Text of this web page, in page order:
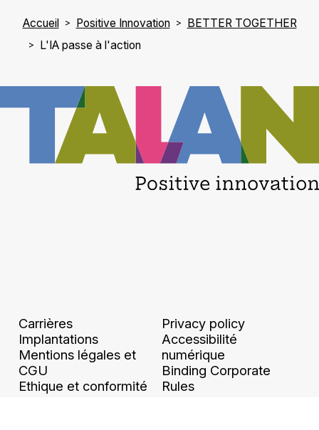
Accueil Positive Innovation
BETTER TOGETHER
L'IA passe à l'action
Carrières
Implantations
Mentions légales et
CGU
Ethique et conformité
Privacy policy
Accessibilité
numérique
Binding Corporate
Rules